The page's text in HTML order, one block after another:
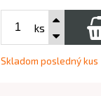
ks
Skladom posledný kus